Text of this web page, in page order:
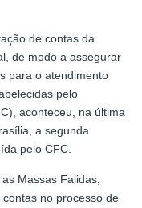
de contas da
de modo a assegurar
para o atendimento
pelo
aconteceu, na última
a segunda
pelo CFC.
Massas Falidas,
no processo de